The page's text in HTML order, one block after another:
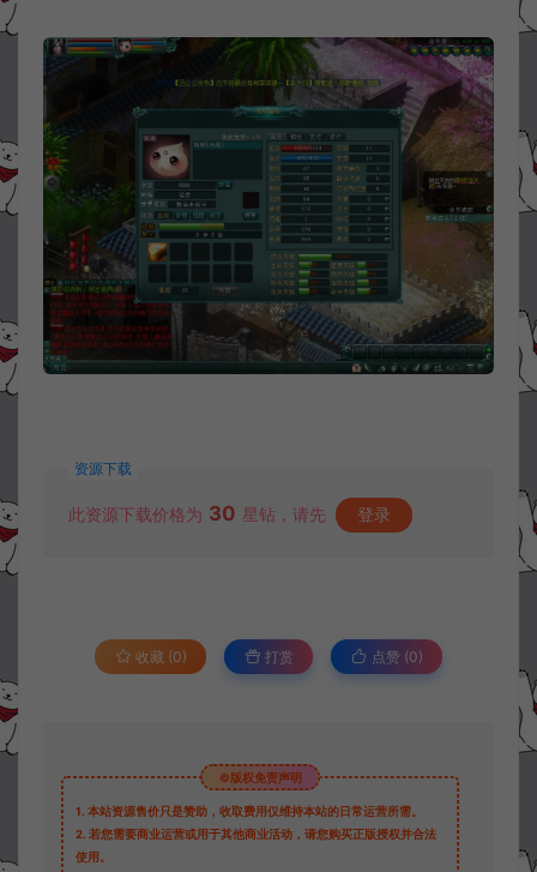
资源下载
此资源下载价格为 30 星钻，请先 登录
收藏 (0) 打赏 点赞 (0)
©版权免责声明
1. 本站资源售价只是赞助，收取费用仅维持本站的日常运营所需。
2. 若您需要商业运营或用于其他商业活动，请您购买正版授权并合法
使用。